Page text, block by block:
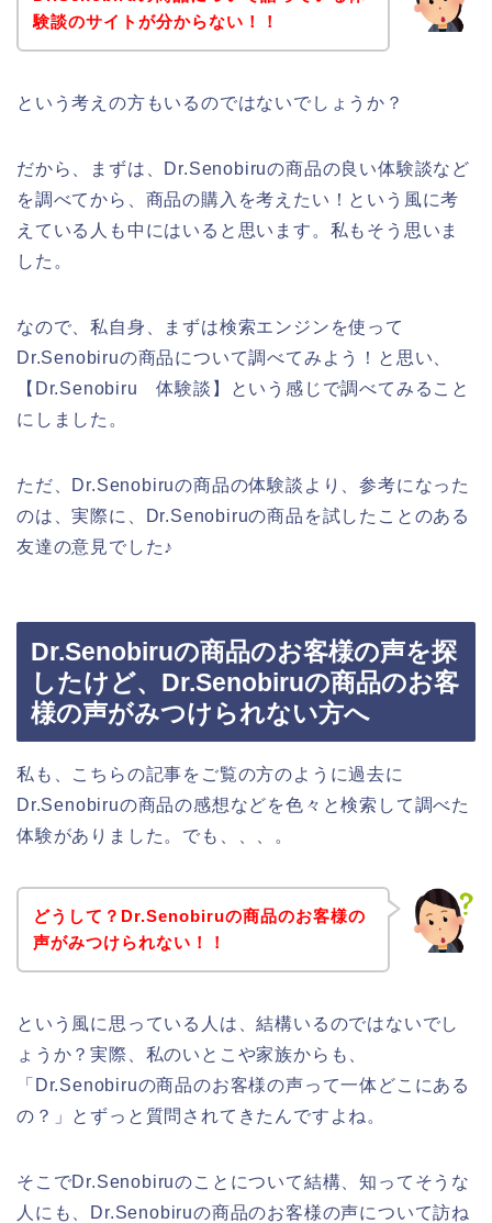
験談のサイトが分からない！！
という考えの方もいるのではないでしょうか？
だから、まずは、Dr.Senobiruの商品の良い体験談など
を調べてから、商品の購入を考えたい！という風に考
えている人も中にはいると思います。私もそう思いま
した。
なので、私自身、まずは検索エンジンを使って
Dr.Senobiruの商品について調べてみよう！と思い、
【Dr.Senobiru 体験談】という感じで調べてみること
にしました。
ただ、Dr.Senobiruの商品の体験談より、参考になった
のは、実際に、Dr.Senobiruの商品を試したことのある
友達の意見でした♪
Dr.Senobiruの商品のお客様の声を探
したけど、Dr.Senobiruの商品のお客
様の声がみつけられない方へ
私も、こちらの記事をご覧の方のように過去に
Dr.Senobiruの商品の感想などを色々と検索して調べた
体験がありました。でも、、、。
どうして？Dr.Senobiruの商品のお客様の
声がみつけられない！！
という風に思っている人は、結構いるのではないでし
ょうか？実際、私のいとこや家族からも、
「Dr.Senobiruの商品のお客様の声って一体どこにある
の？」とずっと質問されてきたんですよね。
そこでDr.Senobiruのことについて結構、知ってそうな
人にも、Dr.Senobiruの商品のお客様の声について訪ね